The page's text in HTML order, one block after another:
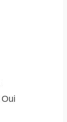
Oui